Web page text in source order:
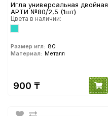
Игла универсальная двойная
АРТИ №80/2,5 (1шт)
Цвета в наличии:
Размер игл: 80
Материал: Металл
900 ₸